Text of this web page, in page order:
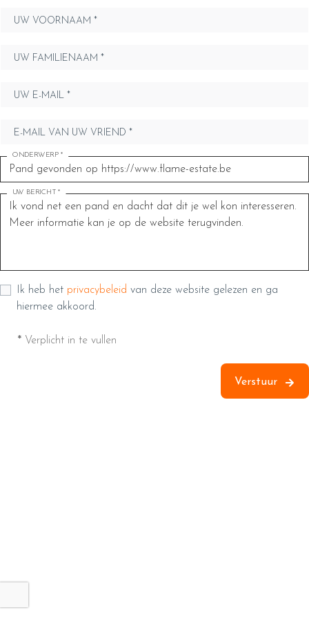
UW VOORNAAM *
UW FAMILIENAAM *
UW E-MAIL *
E-MAIL VAN UW VRIEND *
ONDERWERP *
UW BERICHT *
Ik heb het privacybeleid van deze website gelezen en ga
hiermee akkoord.
* Verplicht in te vullen
Verstuur